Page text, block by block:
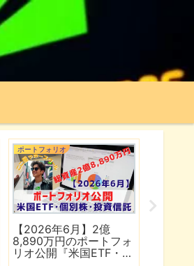
ポートフォリオ
【2026年6月】2億
8,890万円のポートフォ
リオ公開『米国ETF・個